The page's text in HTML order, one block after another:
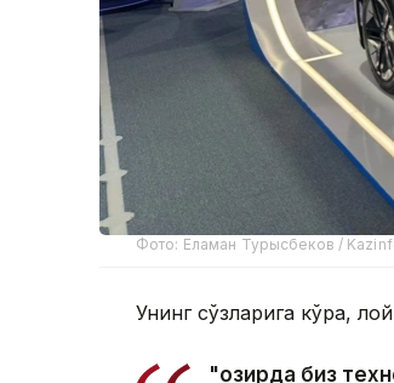
Фото: Еламан Турысбеков /
Унинг сўзларига кўра,
"Ҳозирда биз